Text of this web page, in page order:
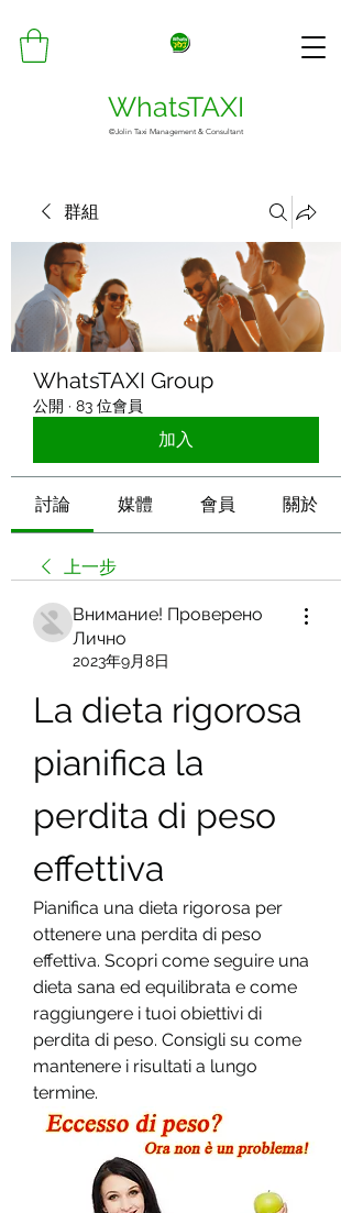
WhatsTAXI
©Jolin Taxi Management & Consultant
群組
WhatsTAXI Group
公開 · 83 位會員
加入
討論 媒體 會員 關於
上一步
Внимание! Проверено
Лично
2023年9月8日
La dieta rigorosa
pianifica la
perdita di peso
effettiva
Pianifica una dieta rigorosa per
ottenere una perdita di peso
effettiva. Scopri come seguire una
dieta sana ed equilibrata e come
raggiungere i tuoi obiettivi di
perdita di peso. Consigli su come
mantenere i risultati a lungo
termine.